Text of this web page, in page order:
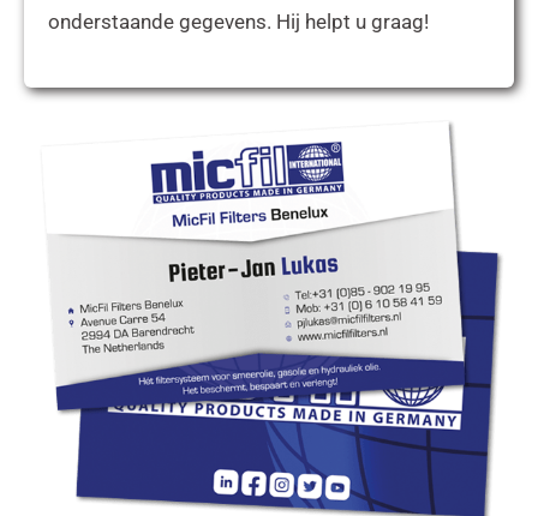
onderstaande gegevens. Hij helpt u graag!